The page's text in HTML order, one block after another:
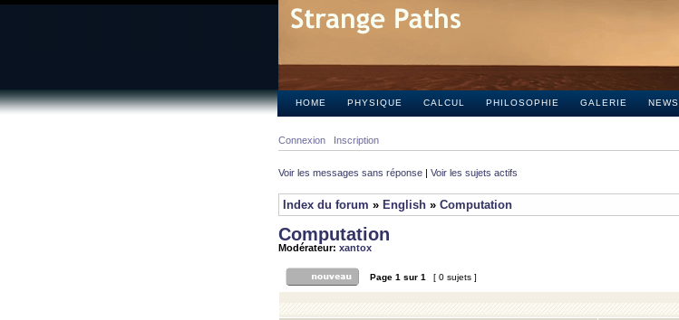
HOME PHYSIQUE CALCUL PHILOSOPHIE GALERIE NEWS
Connexion Inscription
Voir les messages sans réponse | Voir les sujets actifs
Index du forum » English » Computation
Computation
Modérateur: xantox
Page 1 sur 1 [ 0 sujets ]